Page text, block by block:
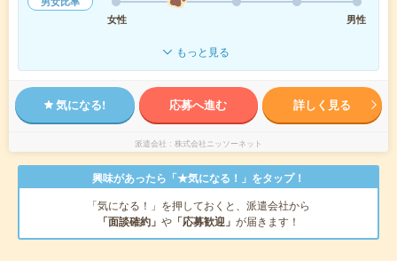
女性
男性
もっと見る
気になる! 応募へ進む 詳しく見る
派遣会社 株式会社ニッソーネット
興味があったら「★気になる！」をタップ！
「気になる！」を押しておくと、派遣会社から
「面談確約」 や 「応募歓迎」 が届きます！